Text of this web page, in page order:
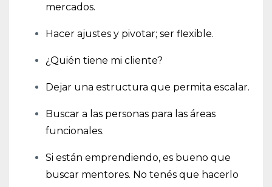
mercados.
Hacer ajustes y pivotar; ser flexible.
¿Quién tiene mi cliente?
Dejar una estructura que permita escalar.
Buscar a las personas para las áreas
funcionales.
Si están emprendiendo, es bueno que
buscar mentores. No tenés que hacerlo